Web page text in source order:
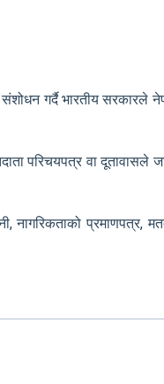
गर्दै भारतीय सरकारले
परिचयपत्र वा दूतावासले
प्रमाणपत्र,